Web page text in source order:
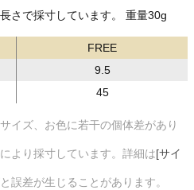
さで採寸しています。 重量30g
FREE
9.5
45
イズ、お色に若干の個体差があり
より採寸しています。詳細は[サイ
誤差が生じることがあります。